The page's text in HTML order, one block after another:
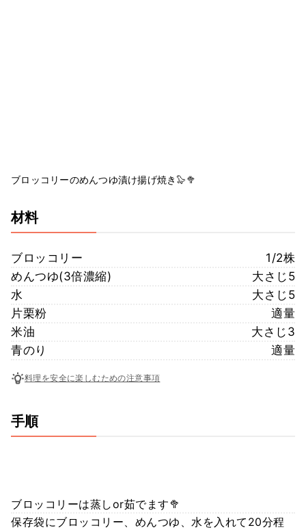
ブロッコリーのめんつゆ漬け揚げ焼き🦭🥦
材料
ブロッコリー
1/2株
めんつゆ(3倍濃縮)
大さじ5
水
大さじ5
片栗粉
適量
米油
大さじ3
青のり
適量
料理を安全に楽しむための注意事項
手順
ブロッコリーは蒸しor茹でます🥦
保存袋にブロッコリー、めんつゆ、水を入れて20分程